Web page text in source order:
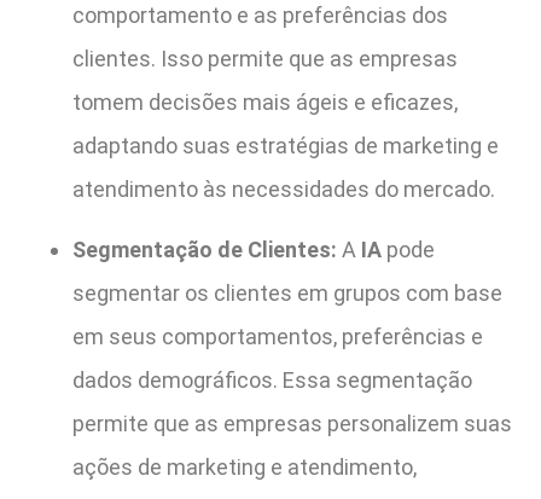
comportamento e as preferências dos
clientes. Isso permite que as empresas
tomem decisões mais ágeis e eficazes,
adaptando suas estratégias de marketing e
atendimento às necessidades do mercado.
Segmentação de Clientes: A IA pode
segmentar os clientes em grupos com base
em seus comportamentos, preferências e
dados demográficos. Essa segmentação
permite que as empresas personalizem suas
ações de marketing e atendimento,